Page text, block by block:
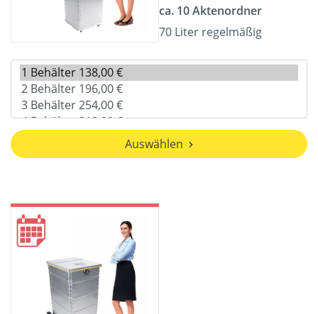
ca. 10 Aktenordner
70 Liter regelmäßig
Auswählen